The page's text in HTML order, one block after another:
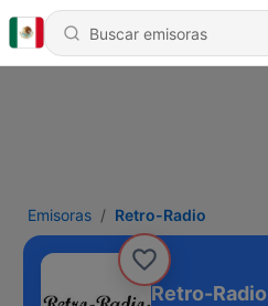
Emisoras Retro-Radio
Retro-Radio